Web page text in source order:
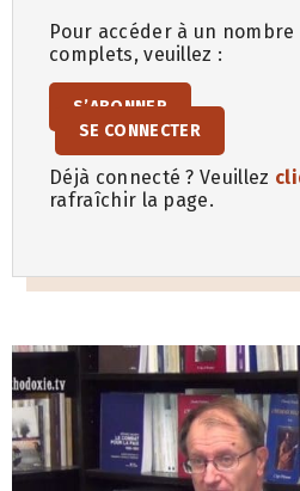
Pour accéder à un
complets, veuillez :
S’ABONNER
SE CONNECTER
Déjà connecté ? Veuillez
rafraîchir la page.